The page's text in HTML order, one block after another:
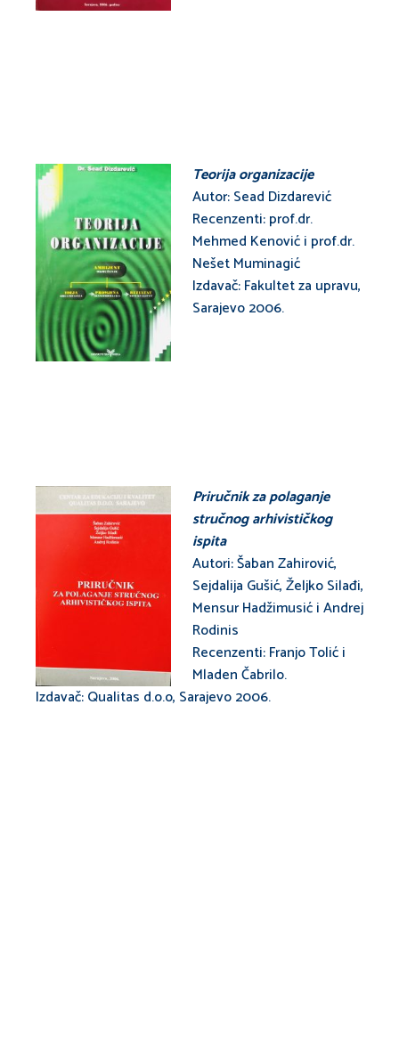
Teorija organizacije
Autor: Sead Dizdarević
Recenzenti: prof.dr.
Mehmed Kenović i prof.dr.
Nešet Muminagić
Izdavač: Fakultet za upravu,
Sarajevo 2006.
Priručnik za polaganje
stručnog arhivističkog
ispita
Autori: Šaban Zahirović,
Sejdalija Gušić, Željko Silađi,
Mensur Hadžimusić i Andrej
Rodinis
Recenzenti: Franjo Tolić i
Mladen Čabrilo.
Izdavač: Qualitas d.o.o, Sarajevo 2006.